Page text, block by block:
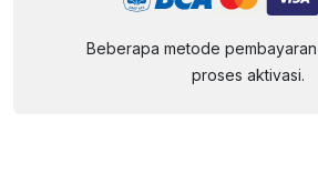
Beberapa metode pembayaran
proses aktivasi.